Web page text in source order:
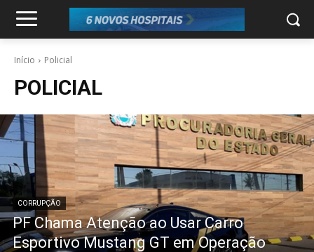
Início Policial
POLICIAL
CORRUPÇÃO
PF Chama Atenção ao Usar Carro
Esportivo Mustang GT em Operação